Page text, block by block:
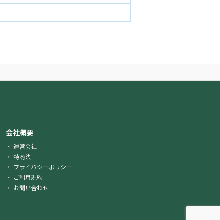
会社概要
運営会社
特商法
プライバシーポリシー
ご利用規約
お問い合わせ